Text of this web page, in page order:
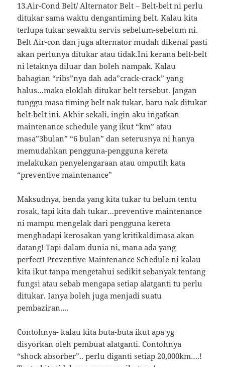
13.Air-Cond Belt/ Alternator Belt – Belt-belt ni perlu
ditukar sama waktu dengantiming belt. Kalau kita
terlupa tukar sewaktu servis sebelum-sebelum ni.
Belt Air-con dan juga alternator mudah dikenal pasti
akan perlunya ditukar atau tidak.Ini kerana belt-belt
ni letaknya diluar dan boleh nampak. Kalau
bahagian “ribs”nya dah ada”crack-crack” yang
halus…maka eloklah ditukar belt tersebut. Jangan
tunggu masa timing belt nak tukar, baru nak ditukar
belt-belt ini. Akhir sekali, ingin aku ingatkan
maintenance schedule yang ikut “km” atau
masa”3bulan” “6 bulan” dan seterusnya ni hanya
memudahkan pengguna-pengguna kereta
melakukan penyelengaraan atau omputih kata
“preventive maintenance”
Maksudnya, benda yang kita tukar tu belum tentu
rosak, tapi kita dah tukar…preventive maintenance
ni mampu mengelak dari pengguna kereta
menghadapi kerosakan yang kritikaldimasa akan
datang! Tapi dalam dunia ni, mana ada yang
perfect! Preventive Maintenance Schedule ni kalau
kita ikut tanpa mengetahui sedikit sebanyak tentang
fungsi atau sebab mengapa setiap alatganti tu perlu
ditukar. Ianya boleh juga menjadi suatu
pembaziran….
Contohnya- kalau kita buta-buta ikut apa yg
disyorkan oleh pembuat alatganti. Contohnya
“shock absorber”.. perlu diganti setiap 20,000km….!